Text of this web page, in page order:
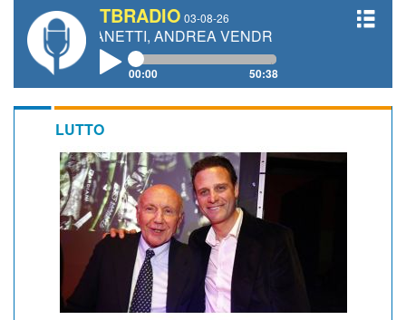
TBRADIO 03-08-26
GIANETTI, ANDREA VENDRAME, FILIPPO FIORELLI
00:00 50:38
LUTTO